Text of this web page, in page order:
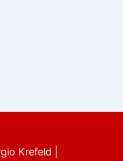
Krefeld |